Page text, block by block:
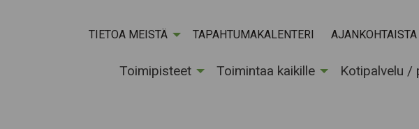
TIETOA MEISTÄ TAPAHTUMAKALENTERI AJANKOHTAISTA
Toimipisteet Toimintaa kaikille Kotipalvelu /